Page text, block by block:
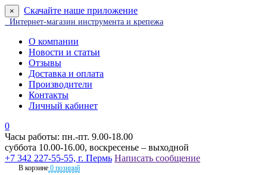
× Скачайте наше приложение
Интернет-магазин инструмента и крепежа
О компании
Новости и статьи
Отзывы
Доставка и оплата
Производители
Контакты
Личный кабинет
0
Часы работы: пн.-пт. 9.00-18.00
суббота 10.00-16.00, воскресенье – выходной
+7 342 227-55-55, г. Пермь Написать сообщение
В корзине 0 позиций